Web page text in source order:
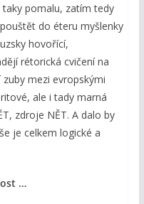
pomalu, zatím tedy
do éteru myšlenky
hovořící,
rétorická cvičení na
mezi evropskými
ale i tady marná
zdroje NĚT. A dalo by
je celkem logické a
…